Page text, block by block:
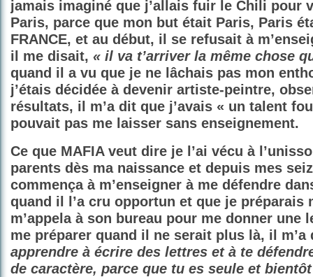
jamais imaginé que j’allais fuir le Chili pour
Paris, parce que mon but était Paris, Paris
FRANCE, et au début, il se refusait à
il me disait, « il va t’arriver la même chose
quand il a vu que je ne lâchais pas mon
j’étais décidée à devenir artiste-peintre,
résultats, il m’a dit que j’avais « un talent
pouvait pas me laisser sans enseignement.
Ce que MAFIA veut dire je l’ai vécu à
parents dès ma naissance et depuis mes
commença à m’enseigner à me défendre
quand il l’a cru opportun et que je préparais
m’appela à son bureau pour me donner une
me préparer quand il ne serait plus là, il
apprendre à écrire des lettres et à te
de caractère, parce que tu es seule et